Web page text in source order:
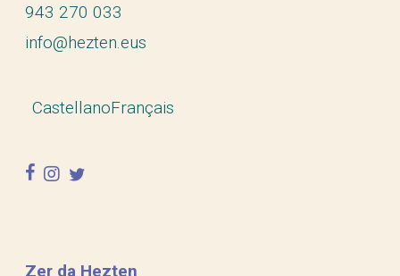
943 270 033
info@hezten.eus
CastellanoFrançais
facebook
instagram
twitter
Zer da Hezten